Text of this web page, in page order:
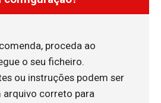
proceda ao
o seu ficheiro.
ou instruções podem ser
arquivo correto para